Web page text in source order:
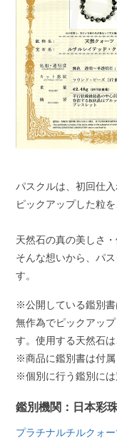
パスクルは、初回仕
ピックアップした粒
天然石の真の美しさ・
そんな想いから、パ
す。
※公開している鑑別
無作為でピックアッ
す。使用する天然石
※商品に鑑別書は付
※個別に行う鑑別に
鑑別機関：日本彩
プラチナルチルクォ